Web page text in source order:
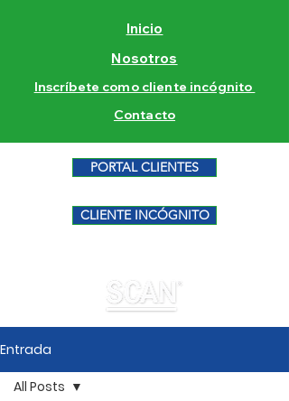
Inicio
Nosotros
Inscríbete como cliente incógnito
Contacto
PORTAL CLIENTES
CLIENTE INCÓGNITO
Entrada
All Posts